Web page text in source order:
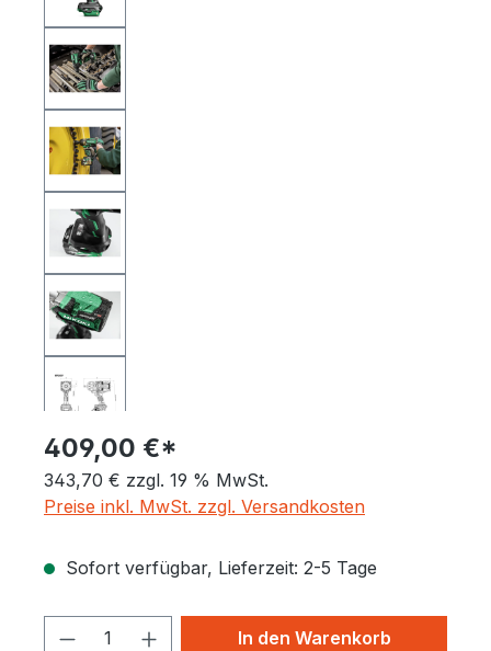
409,00 €*
343,70 € zzgl. 19 % MwSt.
Preise inkl. MwSt. zzgl. Versandkosten
Sofort verfügbar, Lieferzeit: 2-5 Tage
Produkt Anzahl: Gib den
In den Warenkorb